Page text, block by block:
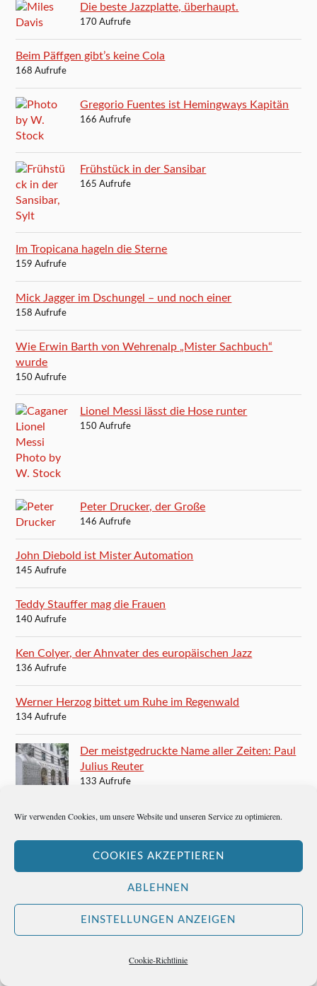
Wir verwenden Cookies, um unsere Website und unseren Service zu optimieren.
COOKIES AKZEPTIEREN
ABLEHNEN
EINSTELLUNGEN ANZEIGEN
Cookie-Richtlinie
Die beste Jazzplatte, überhaupt.
170 Aufrufe
Beim Päffgen gibt’s keine Cola
168 Aufrufe
Gregorio Fuentes ist Hemingways Kapitän
166 Aufrufe
Frühstück in der Sansibar
165 Aufrufe
Im Tropicana hageln die Sterne
159 Aufrufe
Mick Jagger im Dschungel – und noch einer
158 Aufrufe
Wie Erwin Barth von Wehrenalp „Mister Sachbuch“
wurde
150 Aufrufe
Lionel Messi lässt die Hose runter
150 Aufrufe
Peter Drucker, der Große
146 Aufrufe
John Diebold ist Mister Automation
145 Aufrufe
Teddy Stauffer mag die Frauen
140 Aufrufe
Ken Colyer, der Ahnvater des europäischen Jazz
136 Aufrufe
Werner Herzog bittet um Ruhe im Regenwald
134 Aufrufe
Der meistgedruckte Name aller Zeiten: Paul
Julius Reuter
133 Aufrufe
Teddy Stauffer: Von Berlin nach Mexiko
Filmszenen wie aus einem Traum
Señor Teddy in Acapulco
129 Aufrufe
B. Traven wohnt in München, Clemensstrasse 84